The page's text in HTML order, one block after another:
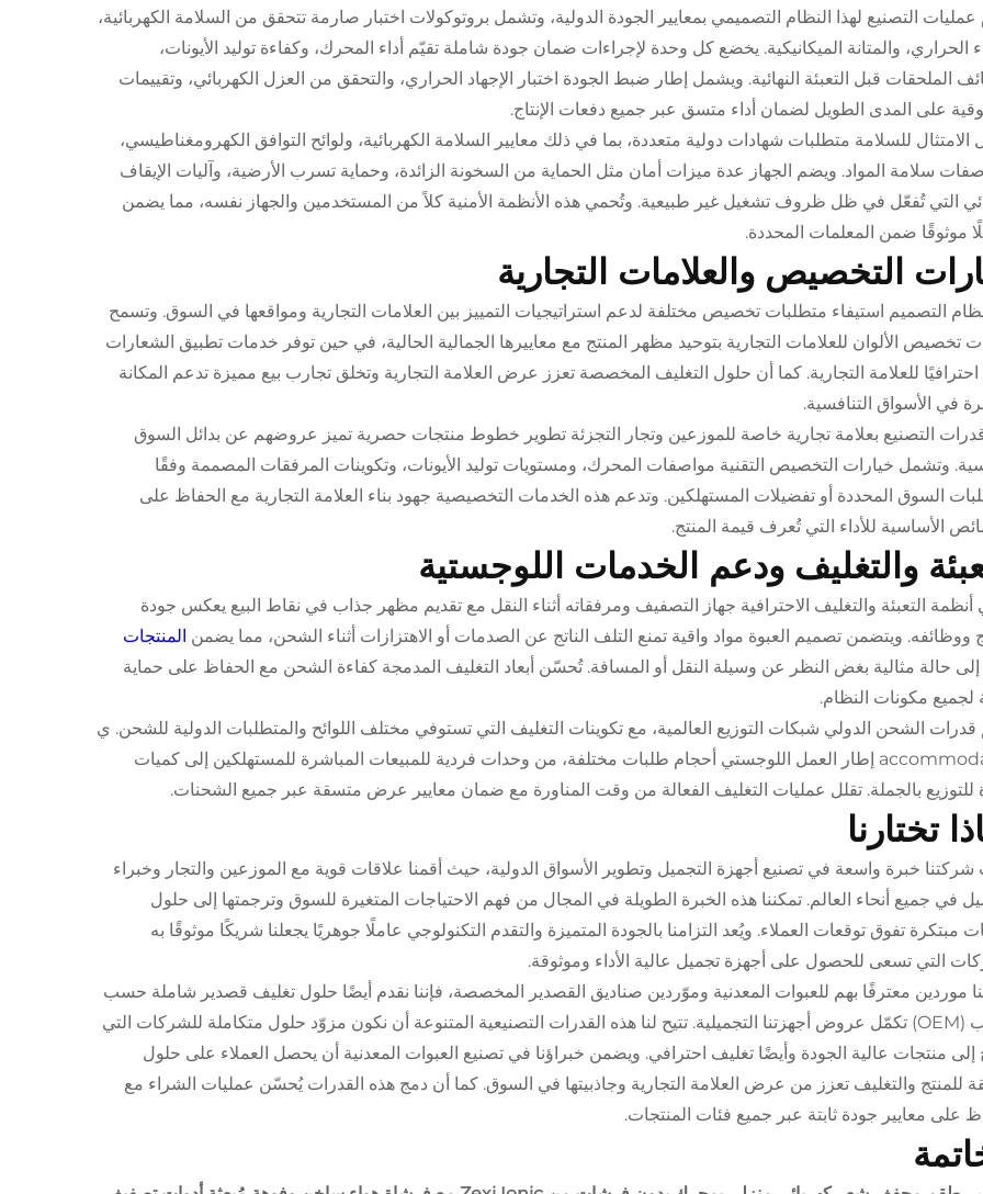
عمليات التصنيع لهذا النظام التصميمي بمعايير الجودة الدولية، وتشمل بروتوكولات اختبار صارمة تتحقق من السلامة الكهربائية،
الحراري، والمتانة الميكانيكية. يخضع كل وحدة لإجراءات ضمان جودة شاملة تقيّم أداء المحرك، وكفاءة توليد الأيونات،
الملحقات قبل التعبئة النهائية. ويشمل إطار ضبط الجودة اختبار الإجهاد الحراري، والتحقق من العزل الكهربائي، وتقييمات
على المدى الطويل لضمان أداء متسق عبر جميع دفعات الإنتاج.
للسلامة متطلبات شهادات دولية متعددة، بما في ذلك معايير السلامة الكهربائية، ولوائح التوافق الكهرومغناطيسي،
سلامة المواد. ويضم الجهاز عدة ميزات أمان مثل الحماية من السخونة الزائدة، وحماية تسرب الأرضية، وآليات الإيقاف
التي تُفعّل في ظل ظروف تشغيل غير طبيعية. وتُحمي هذه الأنظمة الأمنية كلاً من المستخدمين والجهاز نفسه، مما يضمن
موثوقًا ضمن المعلمات المحددة.
التخصيص والعلامات التجارية
نظام التصميم استيفاء متطلبات تخصيص مختلفة لدعم استراتيجيات التمييز بين العلامات التجارية ومواقعها في السوق. وتسمح
تخصيص الألوان للعلامات التجارية بتوحيد مظهر المنتج مع معاييرها الجمالية الحالية، في حين توفر خدمات تطبيق الشعارات
للعلامة التجارية. كما أن حلول التغليف المخصصة تعزز عرض العلامة التجارية وتخلق تجارب بيع مميزة تدعم المكانة
في الأسواق التنافسية.
قدرات التصنيع بعلامة تجارية خاصة للموزعين وتجار التجزئة تطوير خطوط منتجات حصرية تميز عروضهم عن بدائل السوق
وتشمل خيارات التخصيص التقنية مواصفات المحرك، ومستويات توليد الأيونات، وتكوينات المرفقات المصممة وفقًا
السوق المحددة أو تفضيلات المستهلكين. وتدعم هذه الخدمات التخصيصية جهود بناء العلامة التجارية مع الحفاظ على
الأساسية للأداء التي تُعرف قيمة المنتج.
والتغليف ودعم الخدمات اللوجستية
التعبئة والتغليف الاحترافية جهاز التصفيف ومرفقاته أثناء النقل مع تقديم مظهر جذاب في نقاط البيع يعكس جودة
ووظائفه. ويتضمن تصميم العبوة مواد واقية تمنع التلف الناتج عن الصدمات أو الاهتزازات أثناء الشحن، مما يضمن المنتجات
حالة مثالية بغض النظر عن وسيلة النقل أو المسافة. تُحسّن أبعاد التغليف المدمجة كفاءة الشحن مع الحفاظ على حماية
لجميع مكونات النظام.
الشحن الدولي شبكات التوزيع العالمية، مع تكوينات التغليف التي تستوفي مختلف اللوائح والمتطلبات الدولية للشحن. ي
accommodates إطار العمل اللوجستي أحجام طلبات مختلفة، من وحدات فردية للمبيعات المباشرة للمستهلكين إلى كميات
للتوزيع بالجملة. تقلل عمليات التغليف الفعالة من وقت المناورة مع ضمان معايير عرض متسقة عبر جميع الشحنات.
تختارنا
خبرة واسعة في تصنيع أجهزة التجميل وتطوير الأسواق الدولية، حيث أقمنا علاقات قوية مع الموزعين والتجار وخبراء
في جميع أنحاء العالم. تمكننا هذه الخبرة الطويلة في المجال من فهم الاحتياجات المتغيرة للسوق وترجمتها إلى حلول
مبتكرة تفوق توقعات العملاء. ويُعد التزامنا بالجودة المتميزة والتقدم التكنولوجي عاملًا جوهريًا يجعلنا شريكًا موثوقًا به
التي تسعى للحصول على أجهزة تجميل عالية الأداء وموثوقة.
موردين معترفًا بهم للعبوات المعدنية وموّردين صناديق القصدير المخصصة، فإننا نقدم أيضًا حلول تغليف قصدير شاملة حسب
الطلب (OEM) تكمّل عروض أجهزتنا التجميلية. تتيح لنا هذه القدرات التصنيعية المتنوعة أن نكون مزوّد حلول متكاملة للشركات التي
إلى منتجات عالية الجودة وأيضًا تغليف احترافي. ويضمن خبراؤنا في تصنيع العبوات المعدنية أن يحصل العملاء على حلول
للمنتج والتغليف تعزز من عرض العلامة التجارية وجاذبيتها في السوق. كما أن دمج هذه القدرات يُحسّن عمليات الشراء مع
على معايير جودة ثابتة عبر جميع فئات المنتجات.